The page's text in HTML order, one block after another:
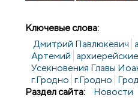
Ключевые слова:
Дмитрий Павлюкевич
Артемий
Усекновения Главы
г.Гродно г.Гродно
Раздел сайта:
Новости